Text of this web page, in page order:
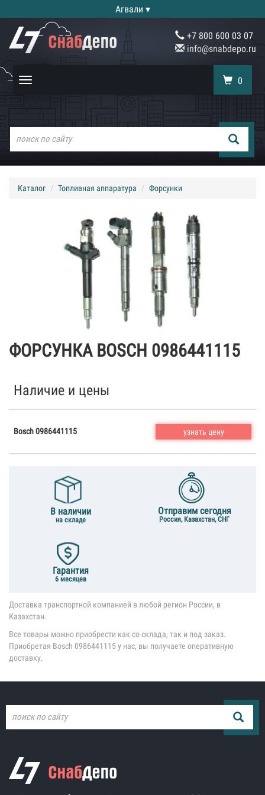
Агвали ▾
+7 800 600 03 07
info@snabdepo.ru
Toggle
0
Каталог Топливная аппаратура Форсунки
ФОРСУНКА BOSCH 0986441115
Наличие и цены
Bosch 0986441115 узнать цену
В наличии
на складе
Отправим сегодня
Россия, Казахстан, СНГ
Гарантия
6 месяцев
Доставка транспортной компанией в любой регион России, в
Казахстан.
Все товары можно приобрести как со склада, так и под заказ.
Приобретая Bosch 0986441115 у нас, вы получаете оперативную
доставку.